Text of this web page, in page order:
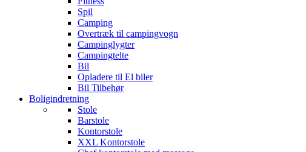
Spil
Camping
Overtræk til campingvogn
Campinglygter
Campingtelte
Bil
Opladere til El biler
Bil Tilbehør
Boligindretning
Stole
Barstole
Kontorstole
XXL Kontorstole